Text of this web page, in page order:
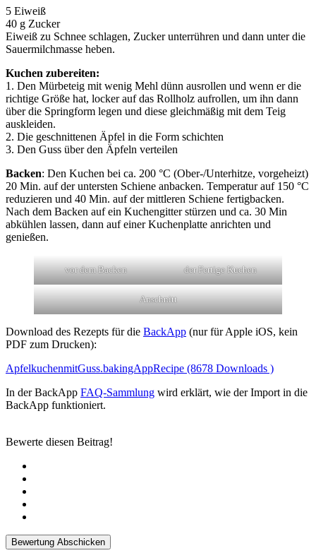
5 Eiweiß
40 g Zucker
Eiweiß zu Schnee schlagen, Zucker unterrühren und dann unter die
Sauermilchmasse heben.
Kuchen zubereiten:
1. Den Mürbeteig mit wenig Mehl dünn ausrollen und wenn er die
richtige Größe hat, locker auf das Rollholz aufrollen, um ihn dann
über die Springform legen und diese gleichmäßig mit dem Teig
auskleiden.
2. Die geschnittenen Äpfel in die Form schichten
3. Den Guss über den Äpfeln verteilen
Backen: Den Kuchen bei ca. 200 °C (Ober-/Unterhitze, vorgeheizt)
20 Min. auf der untersten Schiene anbacken. Temperatur auf 150 °C
reduzieren und 40 Min. auf der mittleren Schiene fertigbacken.
Nach dem Backen auf ein Kuchengitter stürzen und ca. 30 Min
abkühlen lassen, dann auf einer Kuchenplatte anrichten und
genießen.
vor dem Backen der Fertige Kuchen
Anschnitt
Download des Rezepts für die BackApp (nur für Apple iOS, kein
PDF zum Drucken):
ApfelkuchenmitGuss.bakingAppRecipe (8678 Downloads )
In der BackApp FAQ-Sammlung wird erklärt, wie der Import in die
BackApp funktioniert.
Bewerte diesen Beitrag!
Bewertung Abschicken